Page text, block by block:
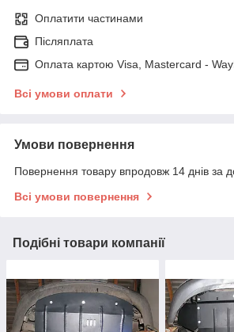
Оплатити частинами
Післяплата
Оплата картою Visa, Mastercard -
Всі умови оплати
Умови повернення
Повернення товару впродовж 14 днів за
Всі умови повернення
Подібні товари компанії